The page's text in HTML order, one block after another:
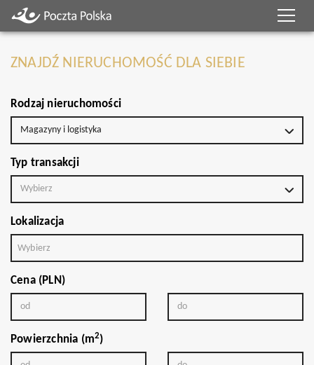
ZNAJDŹ NIERUCHOMOŚĆ DLA SIEBIE
Rodzaj nieruchomości
Magazyny i logistyka
Typ transakcji
Wybierz
Lokalizacja
Wybierz
Cena (PLN)
Powierzchnia (m2)